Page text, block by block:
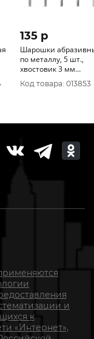
135 p
Шарошки
по металлу, 5 шт.,
хвостовик 3 мм
36460М
Код товара: 013853
и
к
«Интернет»,